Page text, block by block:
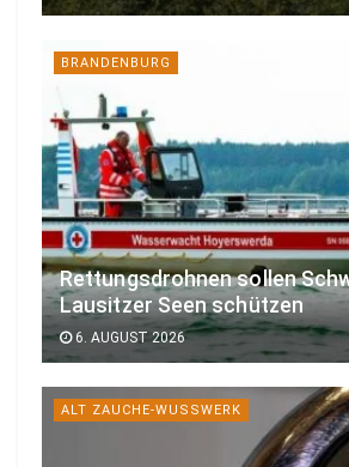
BRANDENBURG
Rettungsdrohnen sollen
Lausitzer Seen schützen
6. AUGUST 2026
ALT ZAUCHE-WUSSWERK